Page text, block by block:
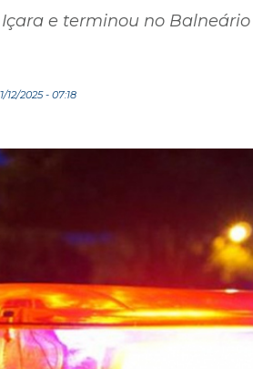
e terminou no
2025 - 07:18